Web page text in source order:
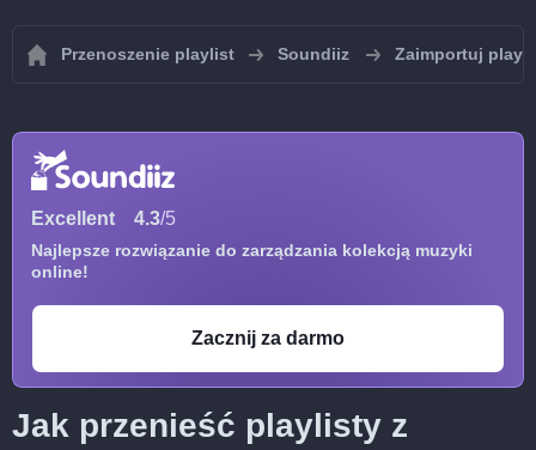
Przenoszenie playlist Soundiiz Zaimportuj
Excellent 4.3/5
Najlepsze rozwiązanie do zarządzania kolekcją muzyki
online!
Zacznij za darmo
Jak przenieść playlisty z